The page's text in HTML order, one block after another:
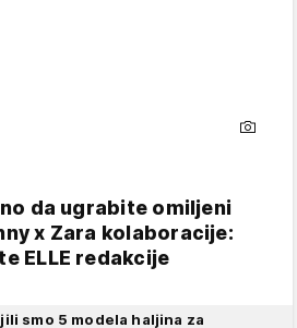
da ugrabite omiljeni
x Zara kolaboracije:
ELLE redakcije
smo 5 modela haljina za